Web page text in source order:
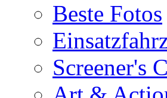
Beste Fotos
Screener's